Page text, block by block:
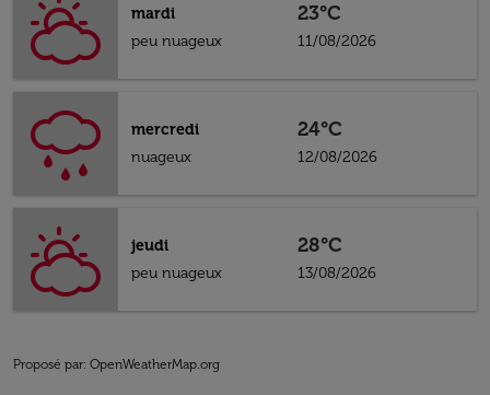
mardi
peu nuageux
23°C
11/08/2026
mercredi
nuageux
24°C
12/08/2026
jeudi
peu nuageux
28°C
13/08/2026
Proposé par: OpenWeatherMap.org